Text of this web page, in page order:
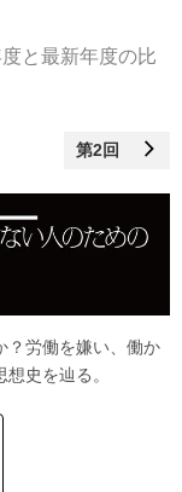
と最新年度の比
第2回
？労働を嫌い、働か
史を辿る。